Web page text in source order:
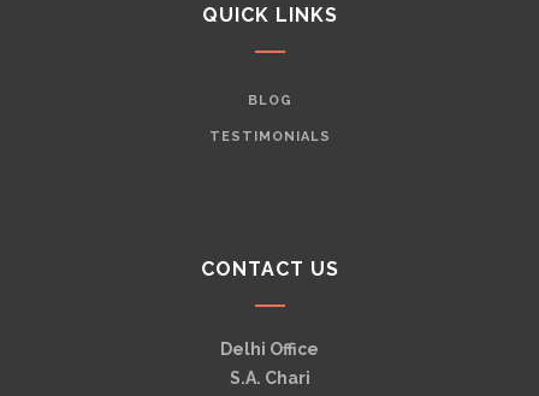
QUICK LINKS
BLOG
TESTIMONIALS
CONTACT US
Delhi Office
S.A. Chari